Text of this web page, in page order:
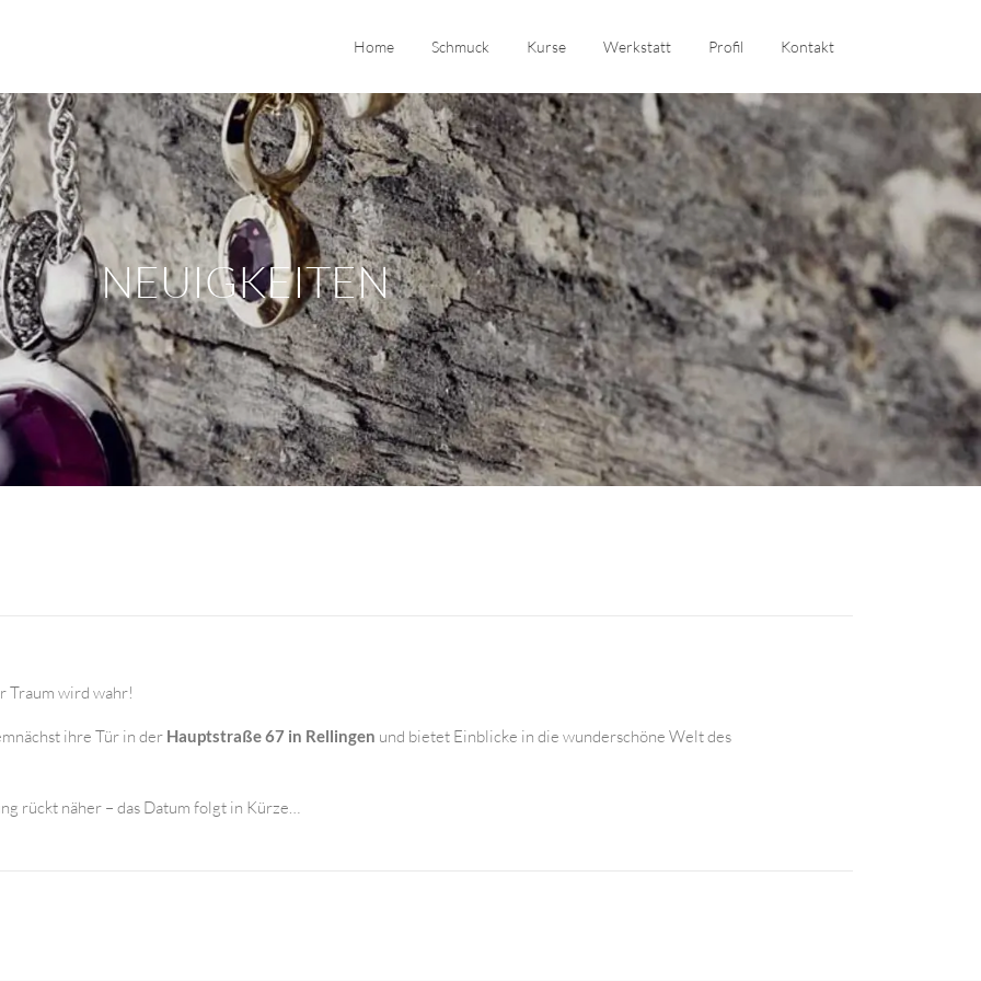
Home Schmuck Kurse Werkstatt Profil Kontakt
NEUIGKEITEN
Traum wird wahr!
ihre Tür in der Hauptstraße 67 in Rellingen und bietet Einblicke in die wunderschöne Welt des
rückt näher – das Datum folgt in Kürze…